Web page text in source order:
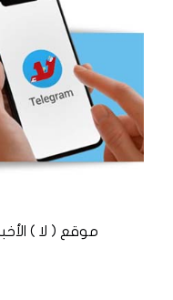
موقع ( لا ) الأخباري المستقل ©